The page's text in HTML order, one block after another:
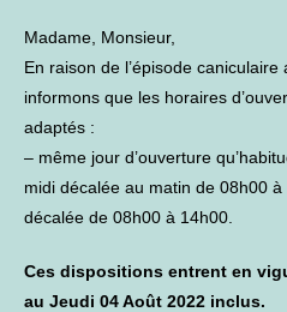
Madame, Monsieur,
En raison de l’épisode
informons que les horaires
adaptés :
– même jour d’ouverture
midi décalée au matin de 08h00
décalée de 08h00 à 14h00.
Ces dispositions entrent en
au Jeudi 04 Août 2022 inclus.